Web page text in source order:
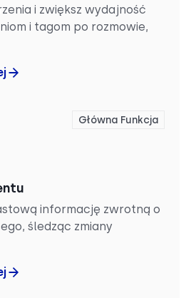
i zwiększ wydajność
i tagom po rozmowie,
Główna Funkcja
informację zwrotną o
śledząc zmiany